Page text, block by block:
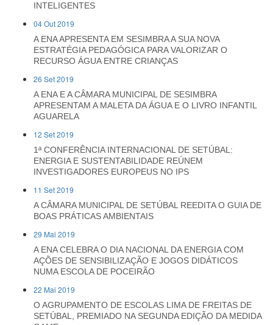
INTELIGENTES
04 Out 2019
A ENA APRESENTA EM SESIMBRA A SUA NOVA
ESTRATÉGIA PEDAGÓGICA PARA VALORIZAR O
RECURSO ÁGUA ENTRE CRIANÇAS
26 Set 2019
A ENA E A CÂMARA MUNICIPAL DE SESIMBRA
APRESENTAM A MALETA DA ÁGUA E O LIVRO INFANTIL
AGUARELA
12 Set 2019
1ª CONFERÊNCIA INTERNACIONAL DE SETÚBAL:
ENERGIA E SUSTENTABILIDADE REÚNEM
INVESTIGADORES EUROPEUS NO IPS
11 Set 2019
A CÂMARA MUNICIPAL DE SETÚBAL REEDITA O GUIA DE
BOAS PRÁTICAS AMBIENTAIS
29 Mai 2019
A ENA CELEBRA O DIA NACIONAL DA ENERGIA COM
AÇÕES DE SENSIBILIZAÇÃO E JOGOS DIDÁTICOS
NUMA ESCOLA DE POCEIRÃO
22 Mai 2019
O AGRUPAMENTO DE ESCOLAS LIMA DE FREITAS DE
SETÚBAL, PREMIADO NA SEGUNDA EDIÇÃO DA MEDIDA